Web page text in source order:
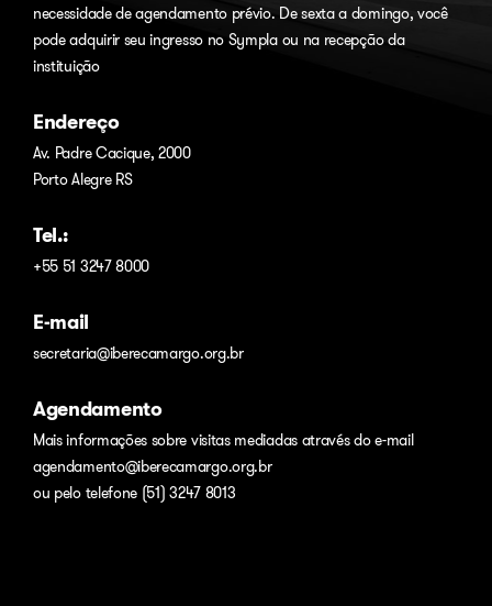
necessidade de agendamento prévio. De sexta a domingo, você
pode adquirir seu ingresso no Symplaou na recepção da
instituição
Endereço
Av. Padre Cacique, 2000
Porto Alegre RS
Tel.:
+55 51 3247 8000
E-mail
secretaria@iberecamargo.org.br
Agendamento
Mais informações sobre visitas mediadas através do e-mail
agendamento@iberecamargo.org.br
ou pelo telefone (51) 3247 8013